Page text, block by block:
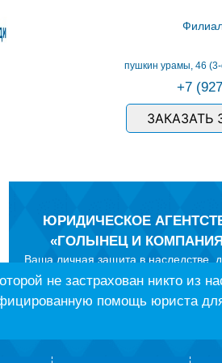
пушкин урамы, 46
+7
ЗАКАЗАТЬ
ЮРИДИЧЕСКОЕ
«ГОЛЫНЕЦ И
Ваша личная защита в наследстве,
защите прав потребителей, спорах
ГИБДД, в семейных делах и трудовых
не застрахован никто из
помощь юриста